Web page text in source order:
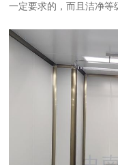
一定要求的，而且洁净等